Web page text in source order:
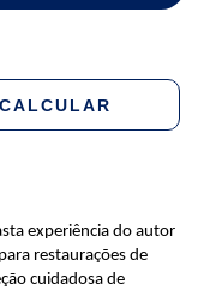
CALCULAR
experiência do autor
restaurações de
cuidadosa de